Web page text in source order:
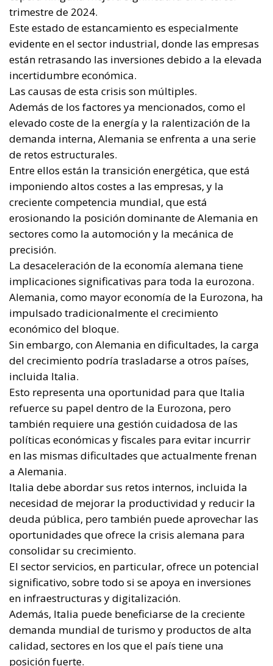
de retos estructurales.
Entre ellos están la transición energética, que está
imponiendo altos costes a las empresas, y la
creciente competencia mundial, que está
erosionando la posición dominante de Alemania en
sectores como la automoción y la mecánica de
precisión.
La desaceleración de la economía alemana tiene
implicaciones significativas para toda la eurozona.
Alemania, como mayor economía de la Eurozona, ha
impulsado tradicionalmente el crecimiento
económico del bloque.
Sin embargo, con Alemania en dificultades, la carga
del crecimiento podría trasladarse a otros países,
incluida Italia.
Esto representa una oportunidad para que Italia
refuerce su papel dentro de la Eurozona, pero
también requiere una gestión cuidadosa de las
políticas económicas y fiscales para evitar incurrir
en las mismas dificultades que actualmente frenan
a Alemania.
Italia debe abordar sus retos internos, incluida la
necesidad de mejorar la productividad y reducir la
deuda pública, pero también puede aprovechar las
oportunidades que ofrece la crisis alemana para
consolidar su crecimiento.
El sector servicios, en particular, ofrece un potencial
significativo, sobre todo si se apoya en inversiones
en infraestructuras y digitalización.
Además, Italia puede beneficiarse de la creciente
demanda mundial de turismo y productos de alta
calidad, sectores en los que el país tiene una
posición fuerte.
La comparación entre las economías italiana y
alemana pone de manifiesto un cambio en la
dinámica económica europea.
Italia, a pesar de las dificultades estructurales y de
la paralización de medidas como el Superbono, ha
demostrado una sorprendente capacidad de
crecimiento, impulsada sobre todo por el sector
servicios y el turismo.
Por el contrario, Alemania se enfrenta a una crisis